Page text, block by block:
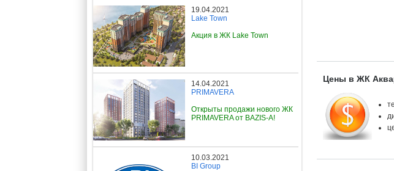
Цены в ЖК
19.04.2021
Lake Town
Акция в ЖК Lake Town
14.04.2021
PRIMAVERA
Открыты продажи нового ЖК
PRIMAVERA от BAZIS-A!
10.03.2021
BI Group